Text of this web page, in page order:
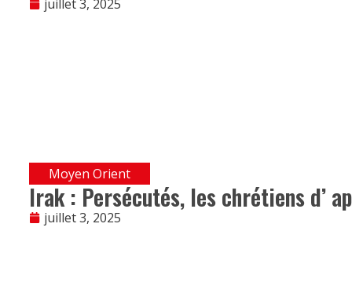
juillet 3, 2025
Moyen Orient
Irak : Persécutés, les chrétiens d’
juillet 3, 2025